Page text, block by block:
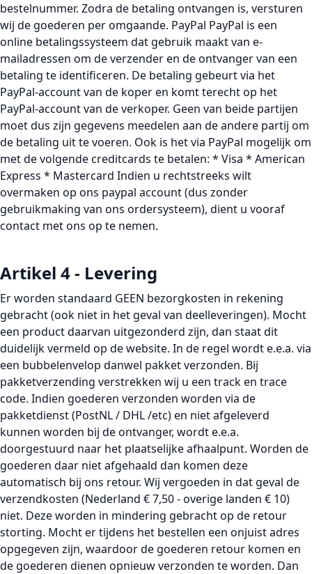
bestelnummer. Zodra de betaling ontvangen is, versturen
wij de goederen per omgaande. PayPal PayPal is een
online betalingssysteem dat gebruik maakt van e-
mailadressen om de verzender en de ontvanger van een
betaling te identificeren. De betaling gebeurt via het
PayPal-account van de koper en komt terecht op het
PayPal-account van de verkoper. Geen van beide partijen
moet dus zijn gegevens meedelen aan de andere partij om
de betaling uit te voeren. Ook is het via PayPal mogelijk om
met de volgende creditcards te betalen: * Visa * American
Express * Mastercard Indien u rechtstreeks wilt
overmaken op ons paypal account (dus zonder
gebruikmaking van ons ordersysteem), dient u vooraf
contact met ons op te nemen.
Artikel 4 - Levering
Er worden standaard GEEN bezorgkosten in rekening
gebracht (ook niet in het geval van deelleveringen). Mocht
een product daarvan uitgezonderd zijn, dan staat dit
duidelijk vermeld op de website. In de regel wordt e.e.a. via
een bubbelenvelop danwel pakket verzonden. Bij
pakketverzending verstrekken wij u een track en trace
code. Indien goederen verzonden worden via de
pakketdienst (PostNL / DHL /etc) en niet afgeleverd
kunnen worden bij de ontvanger, wordt e.e.a.
doorgestuurd naar het plaatselijke afhaalpunt. Worden de
goederen daar niet afgehaald dan komen deze
automatisch bij ons retour. Wij vergoeden in dat geval de
verzendkosten (Nederland € 7,50 - overige landen € 10)
niet. Deze worden in mindering gebracht op de retour
storting. Mocht er tijdens het bestellen een onjuist adres
opgegeven zijn, waardoor de goederen retour komen en
de goederen dienen opnieuw verzonden te worden. Dan